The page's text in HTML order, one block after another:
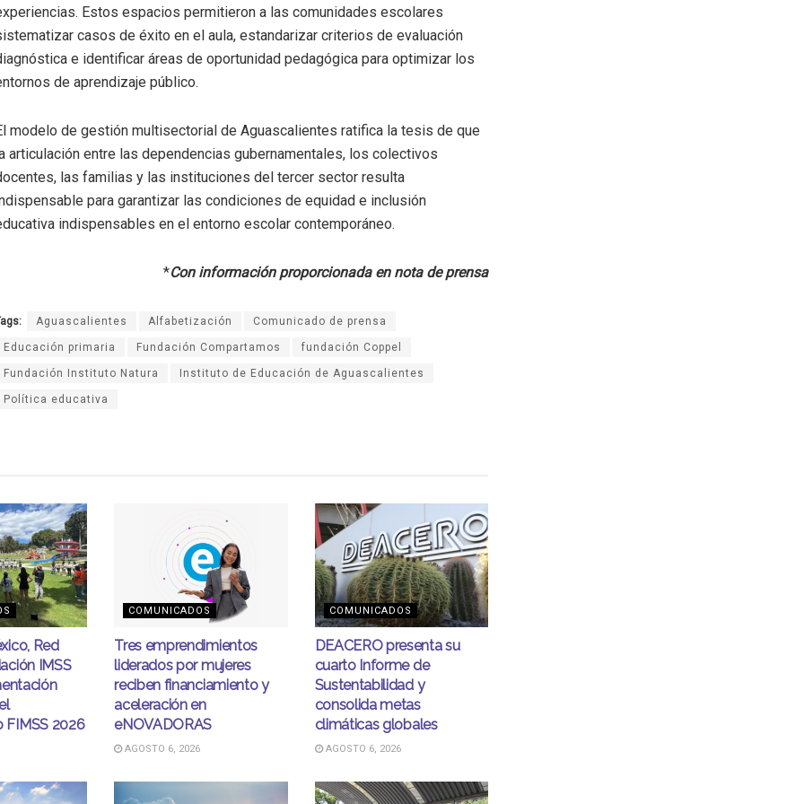
. Estos espacios permitieron a las comunidades escolares
casos de éxito en el aula, estandarizar criterios de evaluación
e identificar áreas de oportunidad pedagógica para optimizar los
de aprendizaje público.
modelo de gestión multisectorial de Aguascalientes ratifica la tesis de que
articulación entre las dependencias gubernamentales, los colectivos
las familias y las instituciones del tercer sector resulta
para garantizar las condiciones de equidad e inclusión
indispensables en el entorno escolar contemporáneo.
*Con información proporcionada en nota de prensa
Aguascalientes Alfabetización Comunicado de prensa
Educación primaria Fundación Compartamos fundación Coppel
Fundación Instituto Natura Instituto de Educación de Aguascalientes
Política educativa
Red
IMSS
2026
COMUNICADOS
Tres emprendimientos
liderados por mujeres
reciben financiamiento y
aceleración en
eNOVADORAS
AGOSTO 6, 2026
COMUNICADOS
DEACERO presenta su
cuarto Informe de
Sustentabilidad y
consolida metas
climáticas globales
AGOSTO 6, 2026